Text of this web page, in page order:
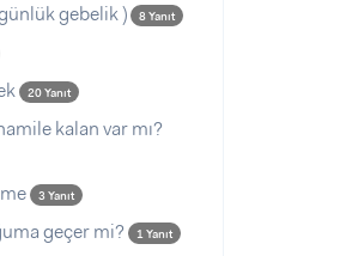
gebelik ) 8 Yanıt
20 Yanıt
kalan var mı?
3 Yanıt
geçer mi? 1 Yanıt